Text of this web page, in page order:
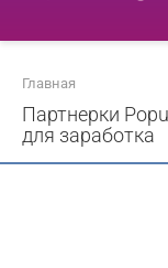
Главная
Партнерки
для заработка